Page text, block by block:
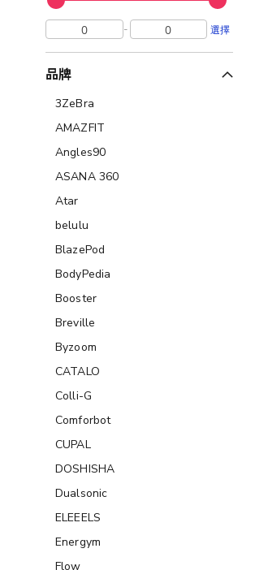
- 選擇
品牌
3ZeBra
AMAZFIT
Angles90
ASANA 360
Atar
belulu
BlazePod
BodyPedia
Booster
Breville
Byzoom
CATALO
Colli-G
Comforbot
CUPAL
DOSHISHA
Dualsonic
ELEEELS
Energym
Flow